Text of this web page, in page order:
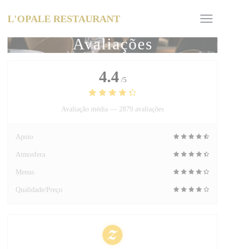
L'OPALE RESTAURANT
Avaliações
4.4 /5
Avaliação média — 2879 avaliações
Apoio
Atmosfera
Menus
Qualidade/Preço